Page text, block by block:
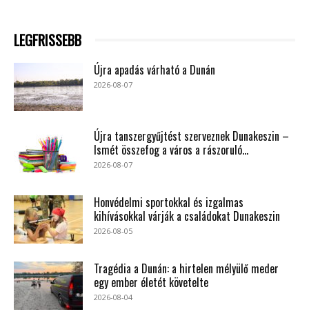
LEGFRISSEBB
Újra apadás várható a Dunán
2026-08-07
Újra tanszergyűjtést szerveznek Dunakeszin –
Ismét összefog a város a rászoruló...
2026-08-07
Honvédelmi sportokkal és izgalmas
kihívásokkal várják a családokat Dunakeszin
2026-08-05
Tragédia a Dunán: a hirtelen mélyülő meder
egy ember életét követelte
2026-08-04